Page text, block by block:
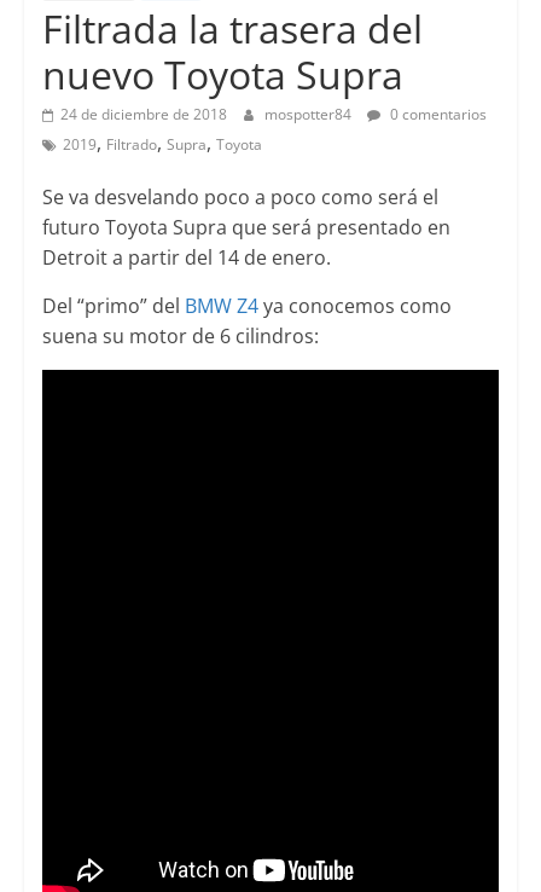
Filtrada la trasera del
nuevo Toyota Supra
24 de diciembre de 2018 mospotter84
0 comentarios
2019, Filtrado, Supra, Toyota
Se va desvelando poco a poco como será el
futuro Toyota Supra que será presentado en
Detroit a partir del 14 de enero.
Del “primo” del BMW Z4ya conocemos como
suena su motor de 6 cilindros: